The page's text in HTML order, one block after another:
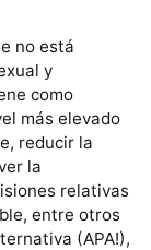
no está
y
como
más elevado
reducir la
la
relativas
entre otros
(APA!),